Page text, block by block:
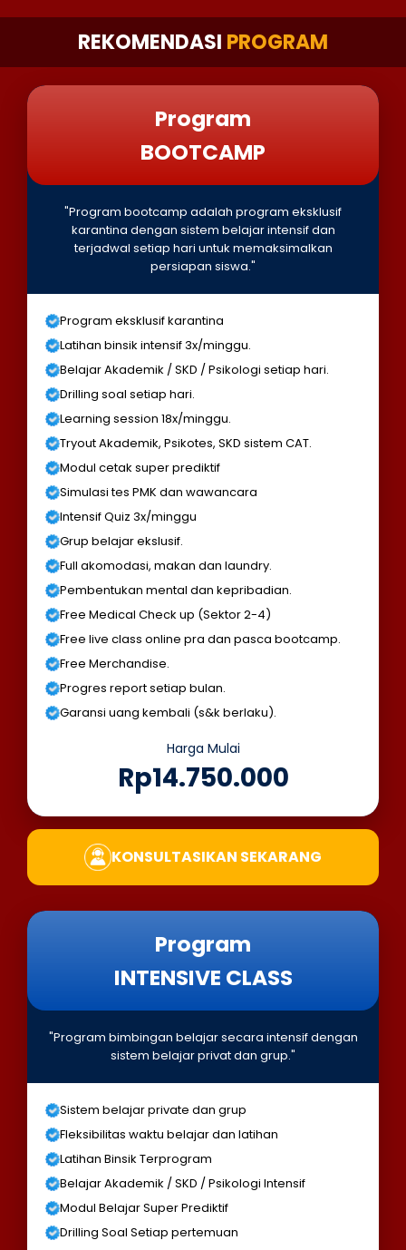
REKOMENDASI PROGRAM
Program
BOOTCAMP
"Program bootcamp adalah program eksklusif
karantina dengan sistem belajar intensif dan
terjadwal setiap hari untuk memaksimalkan
persiapan siswa."
Program eksklusif karantina
Latihan binsik intensif 3x/minggu.
Belajar Akademik / SKD / Psikologi setiap hari.
Drilling soal setiap hari.
Learning session 18x/minggu.
Tryout Akademik, Psikotes, SKD sistem CAT.
Modul cetak super prediktif
Simulasi tes PMK dan wawancara
Intensif Quiz 3x/minggu
Grup belajar ekslusif.
Full akomodasi, makan dan laundry.
Pembentukan mental dan kepribadian.
Free Medical Check up (Sektor 2-4)
Free live class online pra dan pasca bootcamp.
Free Merchandise.
Progres report setiap bulan.
Garansi uang kembali (s&k berlaku).
Harga Mulai
Rp14.750.000
KONSULTASIKAN SEKARANG
Program
INTENSIVE CLASS
"Program bimbingan belajar secara intensif dengan
sistem belajar privat dan grup."
Sistem belajar private dan grup
Fleksibilitas waktu belajar dan latihan
Latihan Binsik Terprogram
Belajar Akademik / SKD / Psikologi Intensif
Modul Belajar Super Prediktif
Drilling Soal Setiap pertemuan